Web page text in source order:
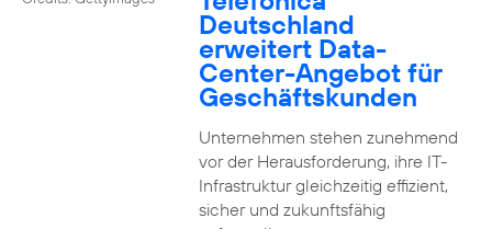
Deutschland
erweitert Data-
Center-Angebot für
Geschäftskunden
Unternehmen stehen zunehmend
vor der Herausforderung, ihre IT-
Infrastruktur gleichzeitig effizient,
sicher und zukunftsfähig